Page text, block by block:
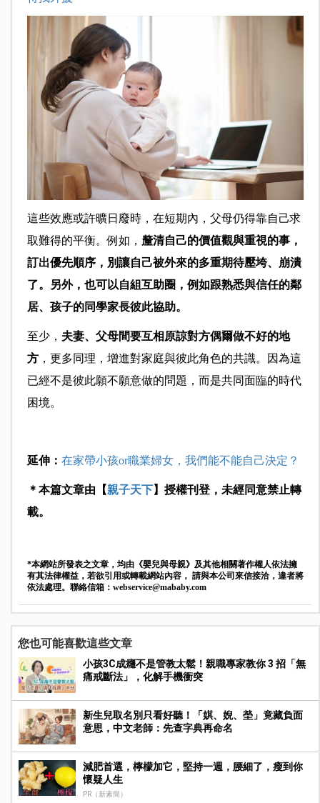
這些效應或許曠日廢時，在短期內，父母仍得靠自己求
取難得的平衡。例如， 釐清自己的價值觀與重視的事，
訂出優先順序，別讓自己被外來的多重期待壓垮、崩潰
了。另外，也可以自組互助圈，例如跟熟悉與信任的鄰
居、孩子的同學家長彼此協助。
至少， 夫妻、父母間要互相原諒對方偶爾做不好的地
方，更多同理，增進對家庭與彼此角色的共識。因為這
已經不是彼此願不願意做的問題，而是共同面臨的時代
困境。
延伸： 在家帶小孩or職業婦女，我們能不能自己決定？
＊本篇文章由【親子天下】授權刊登，未經同意禁止轉
載。
*本網站所發表之文章，均由《嬰兒與母親》及其他相關著作權人依法擁
有其法律權益，若欲引用或轉載網站內容， 請與本公司來信接洽，違者將
依法處理。聯絡信箱： webservice@mababy.com
您也可能喜歡這些文章
小孩3C成癮不是管教太鬆！親職專家教你 3 招「無
痛戒斷法」，化解手機衝突
新生兒取名別只看好聽！「娸、婗、塋」竟藏負面
意思，中文老師：先查字典再命名
減肥首選，檸檬加它，堅持一週，腰細了，瘦到你
懷疑人生
PR（新素簡）